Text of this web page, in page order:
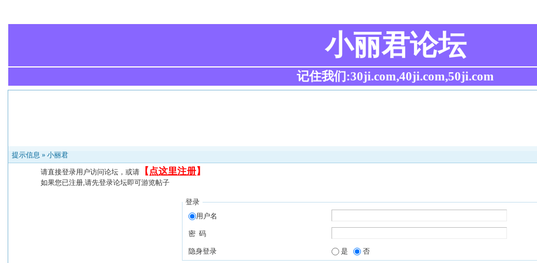
小丽君论坛
记住我们:30ji.com,40ji.com,50ji.com
提示信息 »小丽君
请直接登录用户访问论坛，或请 【 点这里注册】
如果您已注册,请先登录论坛即可游览帖子
登录
用户名
密 码
隐身登录 是 否